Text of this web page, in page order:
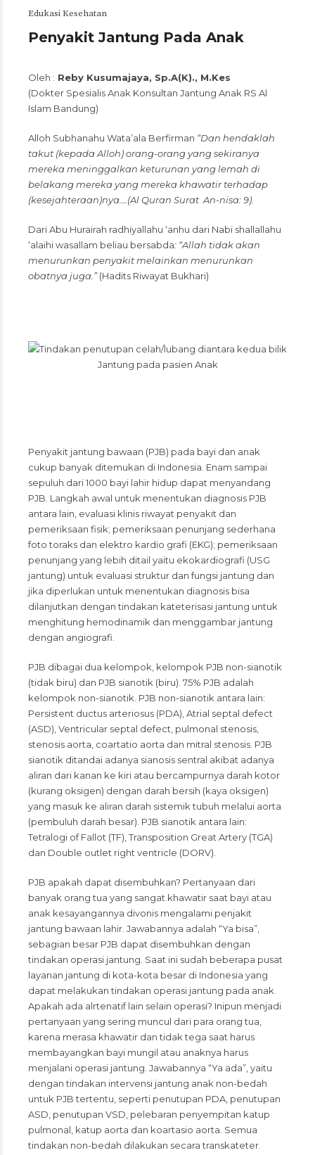
Edukasi Kesehatan
Penyakit Jantung Pada Anak
Oleh : Reby Kusumajaya, Sp.A(K)., M.Kes
(Dokter Spesialis Anak Konsultan Jantung Anak RS Al
Islam Bandung)
Alloh Subhanahu Wata’ala Berfirman “Dan hendaklah
takut (kepada Alloh) orang-orang yang sekiranya
mereka meninggalkan keturunan yang lemah di
belakang mereka yang mereka khawatir terhadap
(kesejahteraan)nya….(Al Quran Surat An-nisa: 9).
Dari Abu Hurairah radhiyallahu ‘anhu dari Nabi shallallahu
‘alaihi wasallam beliau bersabda: “Allah tidak akan
menurunkan penyakit melainkan menurunkan
obatnya juga.”(Hadits Riwayat Bukhari)
Penyakit jantung bawaan (PJB) pada bayi dan anak
cukup banyak ditemukan di Indonesia. Enam sampai
sepuluh dari 1000 bayi lahir hidup dapat menyandang
PJB. Langkah awal untuk menentukan diagnosis PJB
antara lain, evaluasi klinis riwayat penyakit dan
pemeriksaan fisik; pemeriksaan penunjang sederhana
foto toraks dan elektro kardio grafi (EKG); pemeriksaan
penunjang yang lebih ditail yaitu ekokardiografi (USG
jantung) untuk evaluasi struktur dan fungsi jantung dan
jika diperlukan untuk menentukan diagnosis bisa
dilanjutkan dengan tindakan kateterisasi jantung untuk
menghitung hemodinamik dan menggambar jantung
dengan angiografi.
PJB dibagai dua kelompok, kelompok PJB non-sianotik
(tidak biru) dan PJB sianotik (biru). 75% PJB adalah
kelompok non-sianotik. PJB non-sianotik antara lain:
Persistent ductus arteriosus (PDA), Atrial septal defect
(ASD), Ventricular septal defect, pulmonal stenosis,
stenosis aorta, coartatio aorta dan mitral stenosis. PJB
sianotik ditandai adanya sianosis sentral akibat adanya
aliran dari kanan ke kiri atau bercampurnya darah kotor
(kurang oksigen) dengan darah bersih (kaya oksigen)
yang masuk ke aliran darah sistemik tubuh melalui aorta
(pembuluh darah besar). PJB sianotik antara lain:
Tetralogi of Fallot (TF), Transposition Great Artery (TGA)
dan Double outlet right ventricle (DORV).
PJB apakah dapat disembuhkan? Pertanyaan dari
banyak orang tua yang sangat khawatir saat bayi atau
anak kesayangannya divonis mengalami penjakit
jantung bawaan lahir. Jawabannya adalah “Ya bisa”,
sebagian besar PJB dapat disembuhkan dengan
tindakan operasi jantung. Saat ini sudah beberapa pusat
layanan jantung di kota-kota besar di Indonesia yang
dapat melakukan tindakan operasi jantung pada anak.
Apakah ada alrtenatif lain selain operasi? Inipun menjadi
pertanyaan yang sering muncul dari para orang tua,
karena merasa khawatir dan tidak tega saat harus
membayangkan bayi mungil atau anaknya harus
menjalani operasi jantung. Jawabannya “Ya ada”, yaitu
dengan tindakan intervensi jantung anak non-bedah
untuk PJB tertentu, seperti penutupan PDA, penutupan
ASD, penutupan VSD, pelebaran penyempitan katup
pulmonal, katup aorta dan koartasio aorta. Semua
tindakan non-bedah dilakukan secara transkateter.